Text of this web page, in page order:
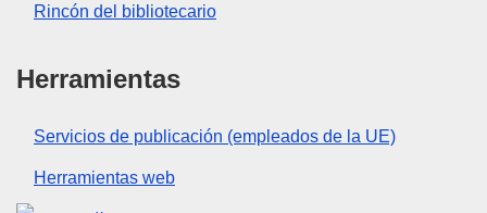
Rincón del bibliotecario
Herramientas
Servicios de publicación (empleados de la UE)
Herramientas web